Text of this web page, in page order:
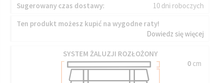
Sugerowany czas dostawy:
10 dni roboczych
Ten produkt możesz kupić na wygodne raty!
Dowiedz się więcej
SYSTEM ŻALUZJI ROZŁOŻONY
0cm